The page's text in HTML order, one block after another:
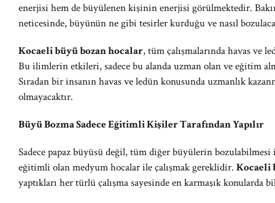
enerjisi hem de büyülenen kişinin enerjisi görülmektedir.
neticesinde, büyünün ne gibi tesirler kurduğu ve nasıl
Kocaeli büyü bozan hocalar, tüm çalışmalarında havas ve
Bu ilimlerin etkileri, sadece bu alanda uzman olan ve eğitim
Sıradan bir insanın havas ve ledün konusunda uzmanlık
olmayacaktır.
Büyü Bozma Sadece Eğitimli Kişiler Tarafından Yapılır
Sadece papaz büyüsü değil, tüm diğer büyülerin
eğitimli olan medyum hocalar ile çalışmak gereklidir. Kocaeli
yaptıkları her türlü çalışma sayesinde en karmaşık konularda